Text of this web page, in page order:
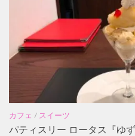
カフェ / スイーツ
パティスリー ロータス『ゆ